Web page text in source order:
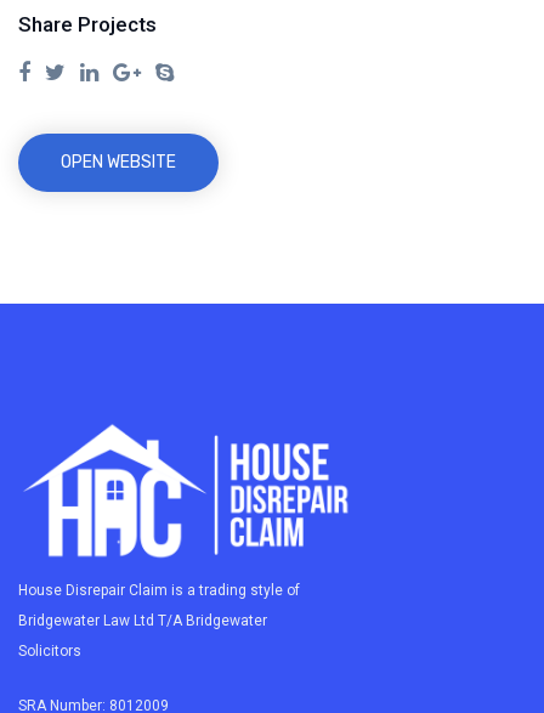
Share Projects
OPEN WEBSITE
House Disrepair Claim is a trading style of
Bridgewater Law Ltd T/A Bridgewater
Solicitors
SRA Number: 8012009